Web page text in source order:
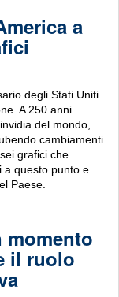
a
degli Stati Uniti
A 250 anni
del mondo,
cambiamenti
grafici che
a questo punto e
Paese.
momento
il ruolo